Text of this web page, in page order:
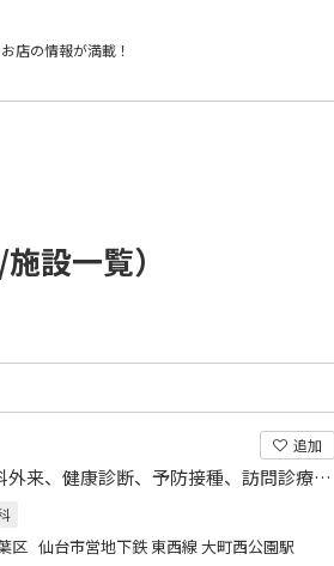
店の情報が満載！
設一覧）
追加
当院は入院、内科・整形外科外来、健康診断、予防接種、訪問診療が中心の地域密着型の病院です。
区 仙台市営地下鉄 東西線 大町西公園駅